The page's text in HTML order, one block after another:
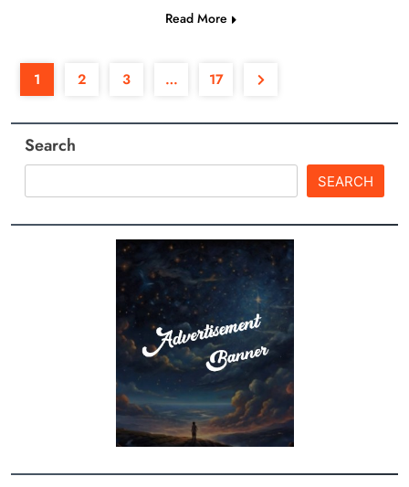
Read More
1 2 3 … 17
Search
SEARCH